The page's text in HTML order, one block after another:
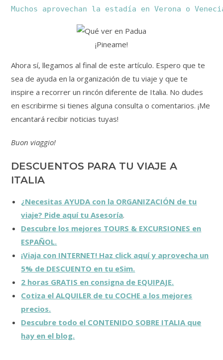
Muchos aprovechan la estadía en Verona o
¡Pineame!
Ahora sí, llegamos al final de este artículo. Espero que te
sea de ayuda en la organización de tu viaje y que te
inspire a recorrer un rincón diferente de Italia. No dudes
en escribirme si tienes alguna consulta o comentarios. ¡Me
encantará recibir noticias tuyas!
Buon viaggio!
DESCUENTOS PARA TU VIAJE A
ITALIA
¿Necesitas AYUDA con la ORGANIZACIÓN de tu
viaje? Pide aquí tu Asesoría.
Descubre los mejores TOURS & EXCURSIONES en
ESPAÑOL.
¡Viaja con INTERNET! Haz click aquí y aprovecha un
5% de DESCUENTO en tu eSim.
2 horas GRATIS en consigna de EQUIPAJE.
Cotiza el ALQUILER de tu COCHE a los mejores
precios.
Descubre todo el CONTENIDO SOBRE ITALIA que
hay en el blog.